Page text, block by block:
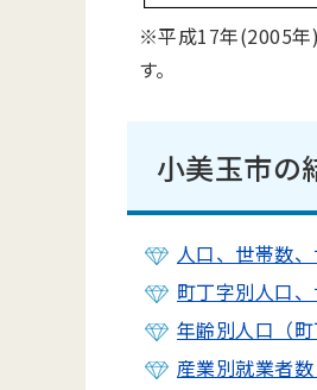
※平成17年(2005年
す。
小美玉市の
人口、世帯数
町丁字別人口
年齢別人口（
産業別就業者